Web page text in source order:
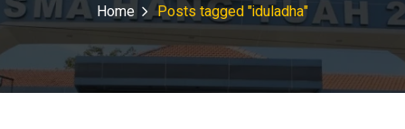
Home Posts tagged "iduladha"